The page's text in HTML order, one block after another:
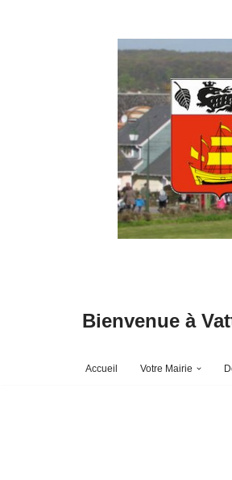
Bienvenue à
Accueil Votre Mairie